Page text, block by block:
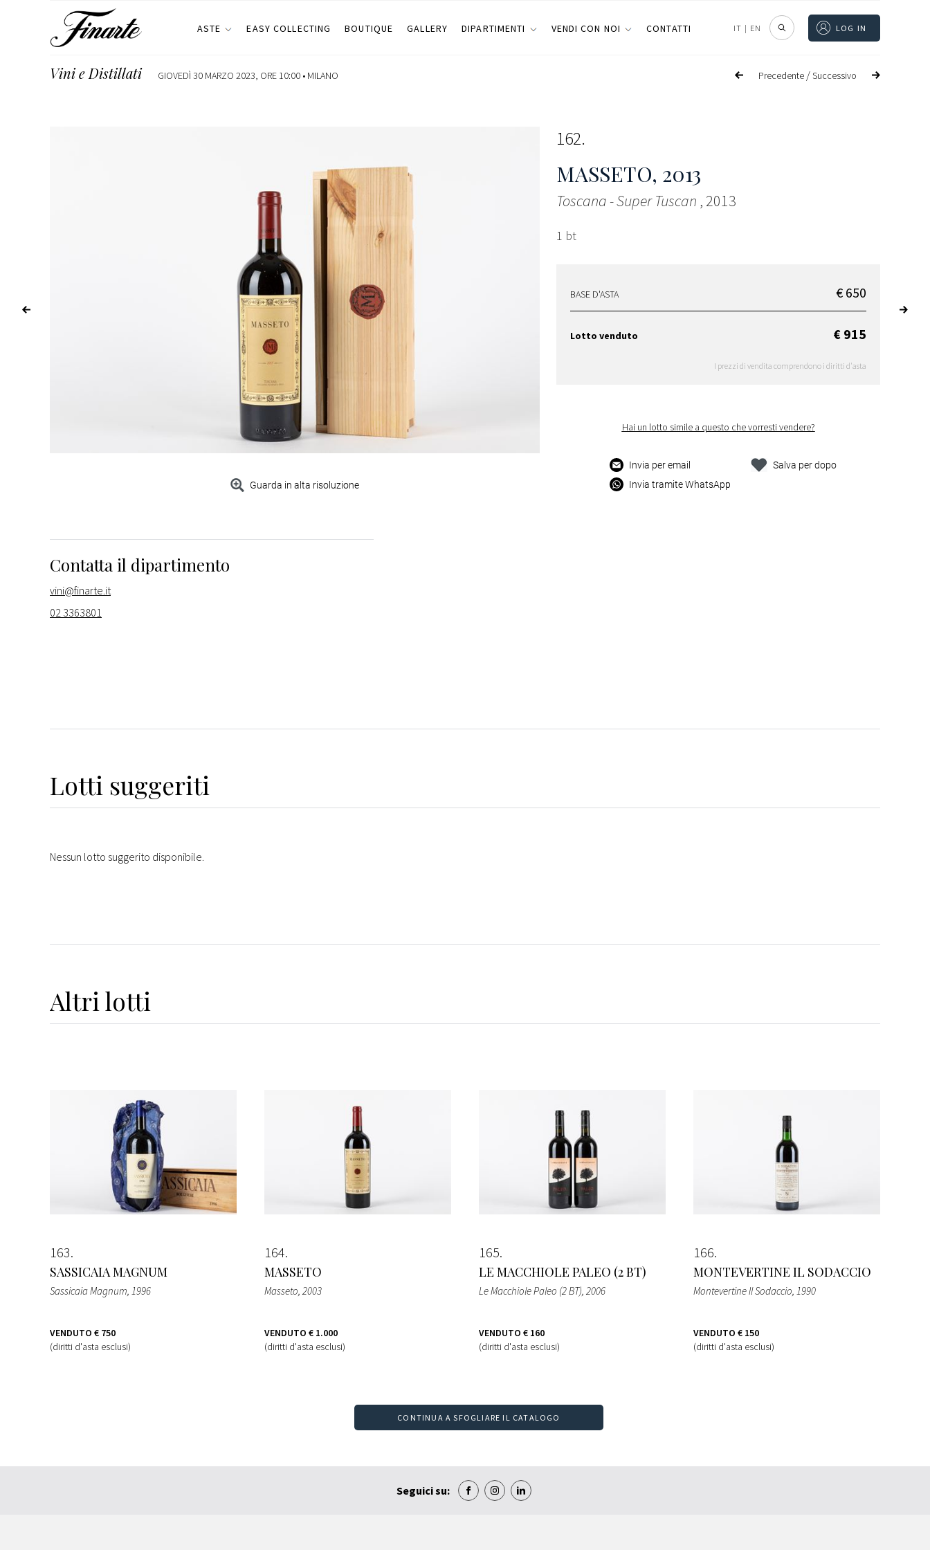
ASTE EASY COLLECTING BOUTIQUE GALLERY DIPARTIMENTI VENDI CON NOI CONTATTI IT | EN LOG IN
Precedente /Successivo
Vini e Distillati GIOVEDÌ 30 MARZO 2023, ORE 10:00 • MILANO
Guarda in alta risoluzione
162
MASSETO, 2013
Toscana - Super Tuscan , 2013
1 bt
BASE D'ASTA € 650
Lotto venduto € 915
I prezzi di vendita comprendono i diritti d'asta
Hai un lotto simile a questo che vorresti vendere?
Invia per email
Invia tramite WhatsApp
Salva per dopo
Contatta il dipartimento
vini@finarte.it
02 3363801
Lotti suggeriti
Nessun lotto suggerito disponibile.
Altri lotti
163
SASSICAIA MAGNUM
Sassicaia Magnum, 1996
VENDUTO € 750
(diritti d'asta esclusi)
164
MASSETO
Masseto, 2003
VENDUTO € 1.000
(diritti d'asta esclusi)
165
LE MACCHIOLE PALEO (2 BT)
Le Macchiole Paleo (2 BT), 2006
VENDUTO € 160
(diritti d'asta esclusi)
166
MONTEVERTINE IL SODACCIO
Montevertine Il Sodaccio, 1990
VENDUTO € 150
(diritti d'asta esclusi)
CONTINUA A SFOGLIARE IL CATALOGO
Seguici su: